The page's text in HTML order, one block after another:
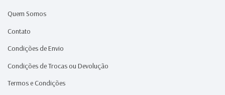
Quem Somos
Contato
Condições de Envio
Condições de Trocas ou Devolução
Termos e Condições